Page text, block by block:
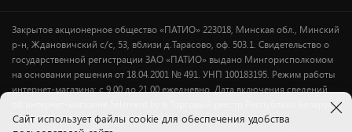
Закрытое акционерное общество «ПАТИО» 223018, Минская обл., Минский
р-н, Ждановичский с/с, 53, вблизи д.Тарасово, оф. 503.1. Свидетельство о
государственной регистрации ЗАО «ПАТИО» выдано Мингорисполкомом
на основании решения от 18.04.2001 № 491. УНП 100183195. Режим работы
интернет-магазина: с 9.00 до 21.00 ежедневно. Дата включения сведений
об интернет-магазине 5element.by в Торговый реестр Республики Беларусь
- 11.04.2018, № регистрации 412542.
Cайт использует файлы cookie для обеспечения удобства